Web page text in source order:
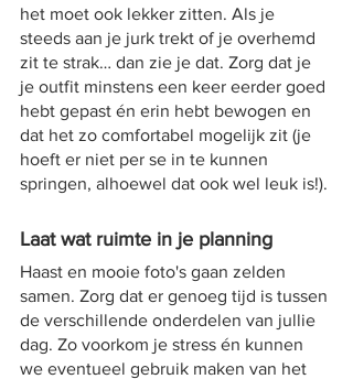
het moet ook lekker zitten. Als je
steeds aan je jurk trekt of je overhemd
zit te strak… dan zie je dat. Zorg dat je
je outfit minstens een keer eerder goed
hebt gepast én erin hebt bewogen en
dat het zo comfortabel mogelijk zit (je
hoeft er niet per se in te kunnen
springen, alhoewel dat ook wel leuk is!).
Laat wat ruimte in je planning
Haast en mooie foto's gaan zelden
samen. Zorg dat er genoeg tijd is tussen
de verschillende onderdelen van jullie
dag. Zo voorkom je stress én kunnen
we eventueel gebruik maken van het